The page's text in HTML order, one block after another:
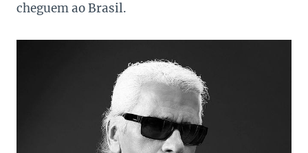
cheguem ao Brasil.